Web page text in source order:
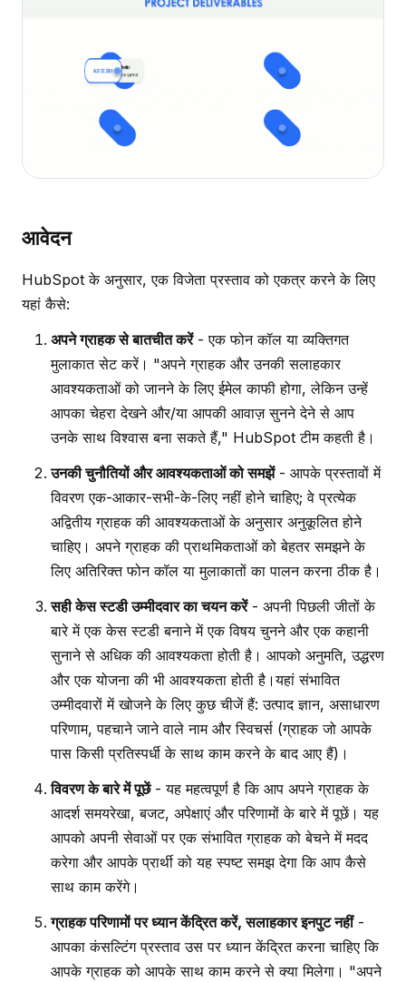
आवेदन
HubSpot के अनुसार, एक विजेता प्रस्ताव को एकत्र करने के लिए
यहां कैसे:
अपने ग्राहक से बातचीत करें- एक फोन कॉल या व्यक्तिगत
मुलाकात सेट करें। "अपने ग्राहक और उनकी सलाहकार
आवश्यकताओं को जानने के लिए ईमेल काफी होगा, लेकिन उन्हें
आपका चेहरा देखने और/या आपकी आवाज़ सुनने देने से आप
उनके साथ विश्वास बना सकते हैं," HubSpot टीम कहती है।
उनकी चुनौतियों और आवश्यकताओं को समझें- आपके प्रस्तावों में
विवरण एक-आकार-सभी-के-लिए नहीं होने चाहिए; वे प्रत्येक
अद्वितीय ग्राहक की आवश्यकताओं के अनुसार अनुकूलित होने
चाहिए। अपने ग्राहक की प्राथमिकताओं को बेहतर समझने के
लिए अतिरिक्त फोन कॉल या मुलाकातों का पालन करना ठीक है।
सही केस स्टडी उम्मीदवार का चयन करें- अपनी पिछली जीतों के
बारे में एक केस स्टडी बनाने में एक विषय चुनने और एक कहानी
सुनाने से अधिक की आवश्यकता होती है। आपको अनुमति, उद्धरण
और एक योजना की भी आवश्यकता होती है।यहां संभावित
उम्मीदवारों में खोजने के लिए कुछ चीजें हैं: उत्पाद ज्ञान, असाधारण
परिणाम, पहचाने जाने वाले नाम और स्विचर्स (ग्राहक जो आपके
पास किसी प्रतिस्पर्धी के साथ काम करने के बाद आए हैं)।
विवरण के बारे में पूछें- यह महत्वपूर्ण है कि आप अपने ग्राहक के
आदर्श समयरेखा, बजट, अपेक्षाएं और परिणामों के बारे में पूछें। यह
आपको अपनी सेवाओं पर एक संभावित ग्राहक को बेचने में मदद
करेगा और आपके प्रार्थी को यह स्पष्ट समझ देगा कि आप कैसे
साथ काम करेंगे।
ग्राहक परिणामों पर ध्यान केंद्रित करें, सलाहकार इनपुट नहीं-
आपका कंसल्टिंग प्रस्ताव उस पर ध्यान केंद्रित करना चाहिए कि
आपके ग्राहक को आपके साथ काम करने से क्या मिलेगा। "अपने